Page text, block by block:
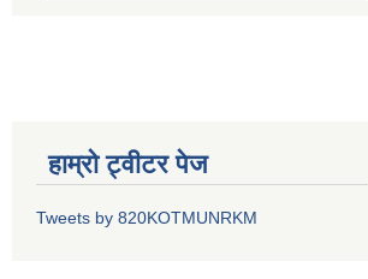
हाम्रो ट्वीटर पेज
Tweets by 820KOTMUNRKM